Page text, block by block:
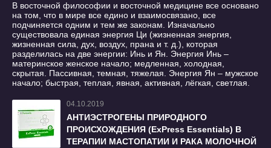
В восточной философии и восточной медицине все основано
на том, что в мире все едино и взаимосвязано, все
подчиняется одним и тем же законам. Изначально
существовала единая энергия Ци (жизненная энергия,
жизненная сила, дух, воздух, прана и т. д.), которая
разделилась на две энергии: Инь и Ян. Энергия Инь –
материнское женское начало; медленная, холодная,
скрытая. Пассивная, темная, тяжелая. Энергия Ян – мужское
начало; быстрая, теплая, явная, активная, лёгкая, светлая.
04.10.2019
АНТИЭСТРОГЕНЫ ПРИРОДНОГО
ПРОИСХОЖДЕНИЯ (ExPress Essentials) В
ТЕРАПИИ МАСТОПАТИИ И РАКА МОЛОЧНОЙ